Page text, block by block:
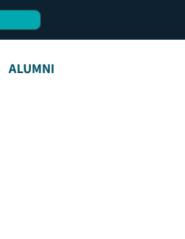
ALUMNI